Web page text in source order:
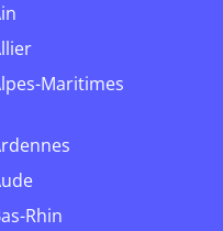
Ain
Allier
Alpes-Maritimes
Ardennes
Aude
Bas-Rhin